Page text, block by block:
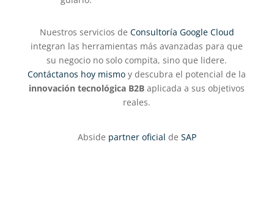
Nuestros servicios de Consultoría Google Cloud
integran las herramientas más avanzadas para que
su negocio no solo compita, sino que lidere.
Contáctanos hoy mismo y descubra el potencial de la
innovación tecnológica B2B aplicada a sus objetivos
reales.
Abside partner oficial de SAP